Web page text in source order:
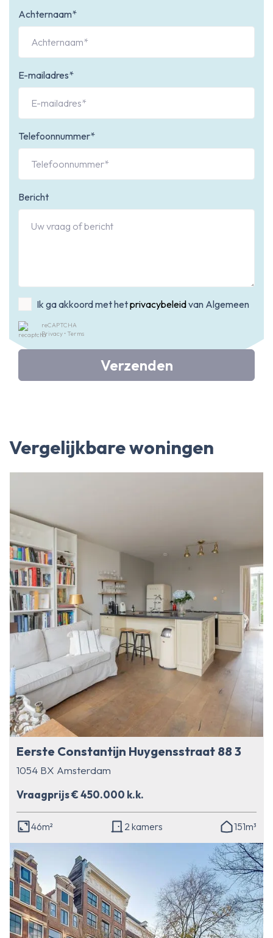
Achternaam*
E-mailadres*
Telefoonnummer*
Bericht
Ik ga akkoord met hetprivacybeleidvan Algemeen
reCAPTCHA
Privacy • Terms
Verzenden
Vergelijkbare woningen
Eerste Constantijn Huygensstraat 88 3
1054 BX Amsterdam
Vraagprijs € 450.000 k.k.
46m² 2 kamers 151m³